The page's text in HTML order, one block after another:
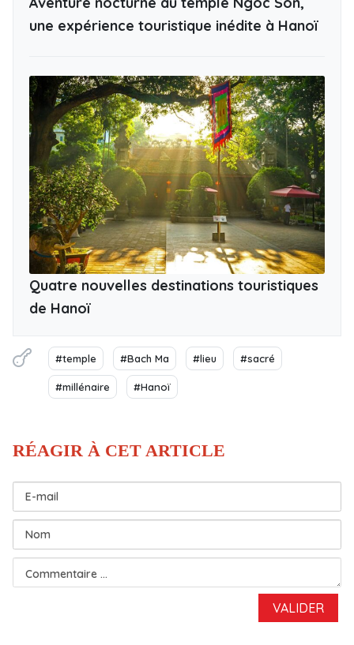
une expérience touristique inédite à Hanoï
Quatre nouvelles destinations touristiques
de Hanoï
#temple #Bach Ma #lieu #sacré
#millénaire #Hanoï